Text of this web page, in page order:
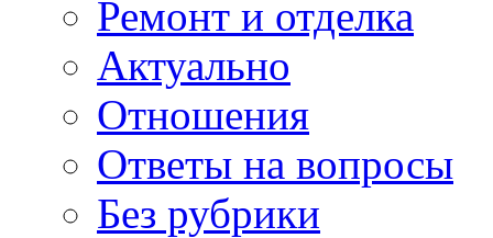
Ремонт и отделка
Актуально
Отношения
Ответы на вопросы
Без рубрики